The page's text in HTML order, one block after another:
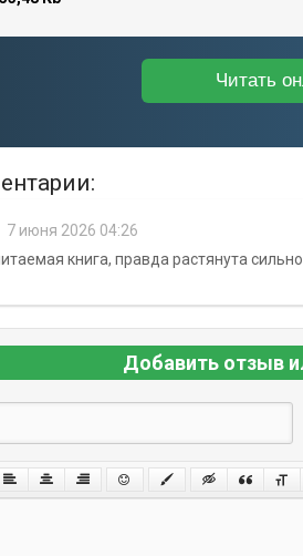
Читать
7 июня 2026 04:26
книга, правда растянута
Добавить отзыв